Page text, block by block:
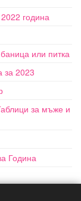
година
или питка
за 2023
за мъже и
Година